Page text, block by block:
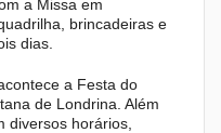
a Missa em
brincadeiras e
dias.
a Festa do
de Londrina. Além
diversos horários,